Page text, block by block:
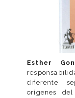
Esther
diferente
orígenes